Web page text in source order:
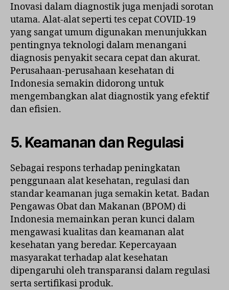
Inovasi dalam diagnostik juga menjadi sorotan
utama. Alat-alat seperti tes cepat COVID-19
yang sangat umum digunakan menunjukkan
pentingnya teknologi dalam menangani
diagnosis penyakit secara cepat dan akurat.
Perusahaan-perusahaan kesehatan di
Indonesia semakin didorong untuk
mengembangkan alat diagnostik yang efektif
dan efisien.
5. Keamanan dan Regulasi
Sebagai respons terhadap peningkatan
penggunaan alat kesehatan, regulasi dan
standar keamanan juga semakin ketat. Badan
Pengawas Obat dan Makanan (BPOM) di
Indonesia memainkan peran kunci dalam
mengawasi kualitas dan keamanan alat
kesehatan yang beredar. Kepercayaan
masyarakat terhadap alat kesehatan
dipengaruhi oleh transparansi dalam regulasi
serta sertifikasi produk.